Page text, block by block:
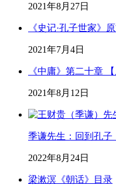
2021年8月27日
《史记·孔子世家》
2021年7月4日
《中庸》第二十章
2021年8月12日
季谦先生：回到孔子
2022年8月24日
梁漱溟《朝话》目录